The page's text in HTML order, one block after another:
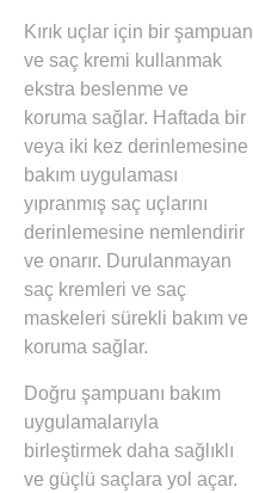
Kırık uçlar için bir şampuan
ve saç kremi kullanmak
ekstra beslenme ve
koruma sağlar. Haftada bir
veya iki kez derinlemesine
bakım uygulaması
yıpranmış saç uçlarını
derinlemesine nemlendirir
ve onarır. Durulanmayan
saç kremleri ve saç
maskeleri sürekli bakım ve
koruma sağlar.
Doğru şampuanı bakım
uygulamalarıyla
birleştirmek daha sağlıklı
ve güçlü saçlara yol açar.